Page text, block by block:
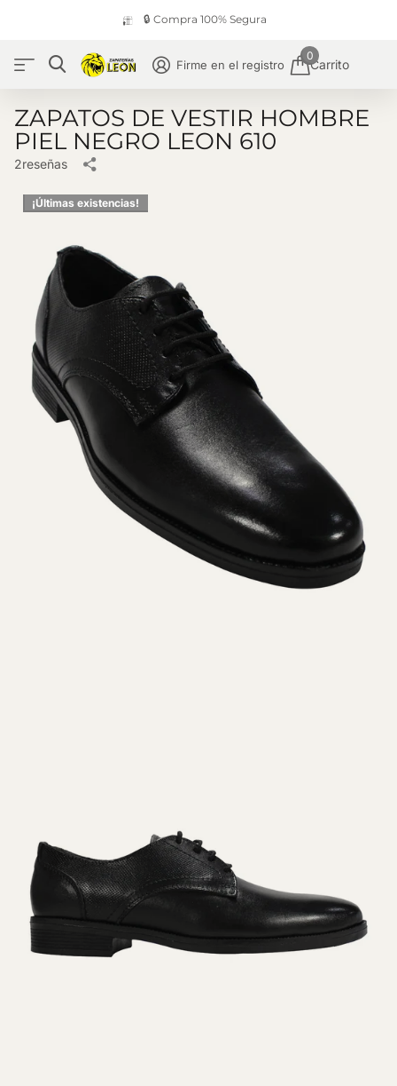
🔒 Compra 100% Segura
Firme en el registro Carrito
0
ZAPATOS DE VESTIR HOMBRE
PIEL NEGRO LEON 610
2reseñas
¡Últimas existencias!